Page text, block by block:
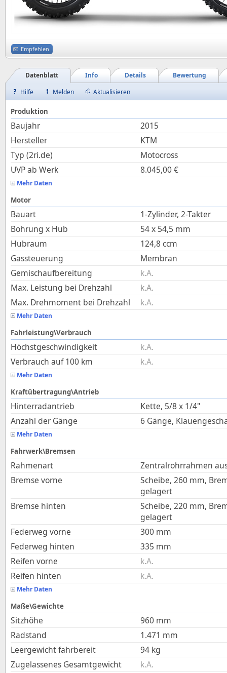
Empfehlen
Bewertung
Details
Info
Datenblatt
Hilfe
Melden Aktualisieren
Produktion
Baujahr
2015
Hersteller
KTM
Typ (2ri.de)
Motocross
UVP ab Werk
8.045,00€
Mehr Daten
Motor
Bauart
1-Zylinder, 2-Takter
Bohrung x Hub
54x 54,5 mm
Hubraum
124,8 ccm
Gassteuerung
Membran
Gemischaufbereitung
k.A.
Max. Leistung bei Drehzahl
k.A.
Max. Drehmoment bei Drehzahl
k.A.
Mehr Daten
Fahrleistung\Verbrauch
Höchstgeschwindigkeit
k.A.
Verbrauch auf 100 km
k.A.
Mehr Daten
Kraftübertragung\Antrieb
Hinterradantrieb
Kette, 5/8 x 1/4"
Anzahl der Gänge
6 Gänge,
Mehr Daten
Fahrwerk\Bremsen
Rahmenart
Zentralrohrrahmen
Bremse vorne
Scheibe, 260 mm,
gelagert
Bremse hinten
Scheibe, 220 mm,
gelagert
Federweg vorne
300 mm
Federweg hinten
335 mm
Reifen vorne
k.A.
Reifen hinten
k.A.
Mehr Daten
Maße\Gewichte
Sitzhöhe 960 mm
Radstand
1.471 mm
Leergewicht fahrbereit
94 kg
Zugelassenes Gesamtgewicht
k.A.